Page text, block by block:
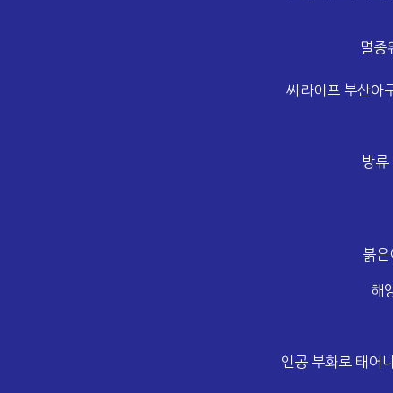
멸종
씨라이프 부산아
방
붉
해
인공 부화로 태어